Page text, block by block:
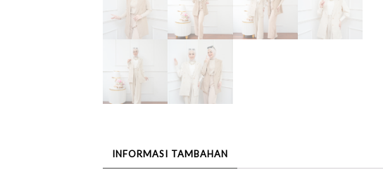
INFORMASI TAMBAHAN